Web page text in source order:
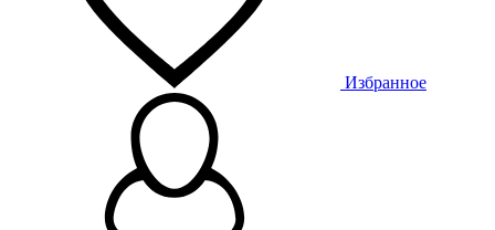
Избранное